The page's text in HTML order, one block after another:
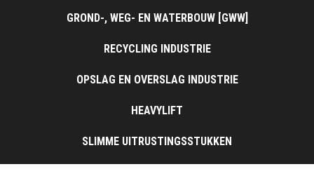
GROND-, WEG- EN WATERBOUW [GWW]
RECYCLING INDUSTRIE
OPSLAG EN OVERSLAG INDUSTRIE
HEAVYLIFT
SLIMME UITRUSTINGSSTUKKEN